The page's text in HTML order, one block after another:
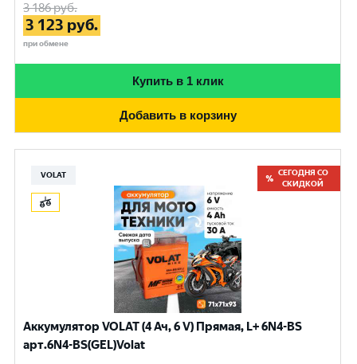
3 186руб.
3 123 руб.
при обмене
Купить в 1 клик
Добавить в корзину
VOLAT
СЕГОДНЯ СО
СКИДКОЙ
Аккумулятор VOLAT (4 Ач, 6 V) Прямая, L+ 6N4-BS
арт.6N4-BS(GEL)Volat